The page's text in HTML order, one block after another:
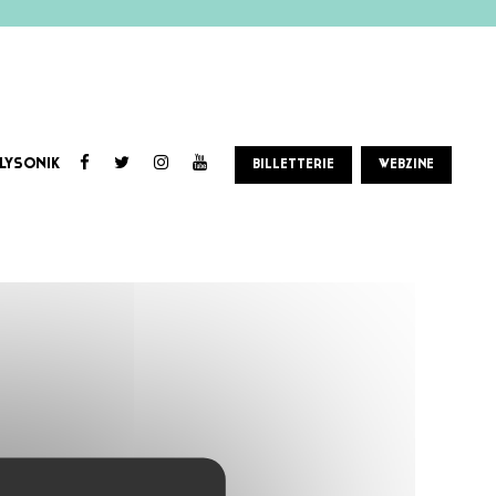
BILLETTERIE WEBZINE